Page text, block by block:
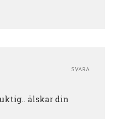
älskar din
SVARA